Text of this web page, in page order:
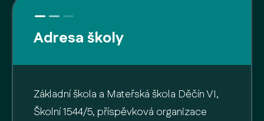
Adresa školy
Základní škola a Mateřská škola Děčín VI,
Školní 1544/5, příspěvková organizace